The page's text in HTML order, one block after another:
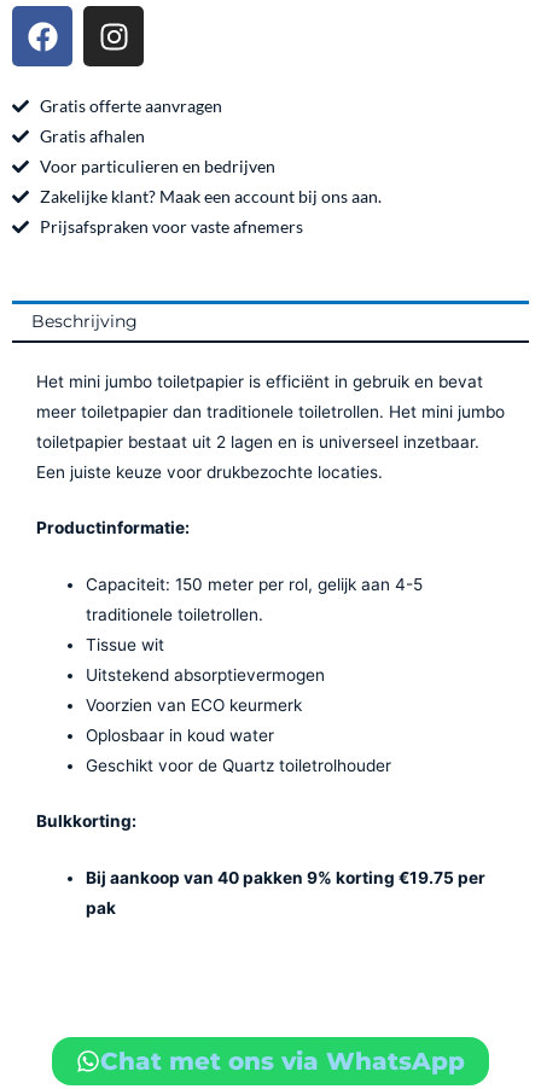
jumbo
cellulose
laags
150
mtr
12
rol
F
a
e
b
o
o
k
I
n
t
a
g
r
a
Gratis offerte aanvragen
Gratis afhalen
Voor particulieren en bedrijven
Zakelijke klant? Maak een account bij ons aan.
Prijsafspraken voor vaste afnemers
Beschrijving
Het mini jumbo toiletpapier is efficiënt in gebruik en bevat
meer toiletpapier dan traditionele toiletrollen. Het mini jumbo
toiletpapier bestaat uit 2 lagen en is universeel inzetbaar.
Een juiste keuze voor drukbezochte locaties.
Productinformatie:
Capaciteit: 150 meter per rol, gelijk aan 4-5
traditionele toiletrollen.
Tissue wit
Uitstekend absorptievermogen
Voorzien van ECO keurmerk
Oplosbaar in koud water
Geschikt voor de Quartz toiletrolhouder
Bulkkorting:
Bij aankoop van 40 pakken 9% korting €19.75 per
pak
Chat met ons via WhatsApp